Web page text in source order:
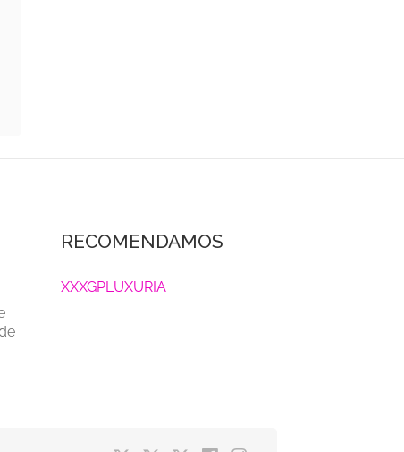
RECOMENDAMOS
XXXGPLUXURIA